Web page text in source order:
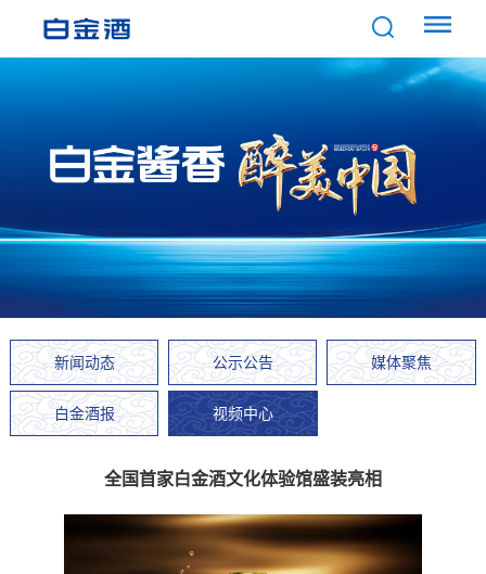
新闻动态 公示公告 媒体聚焦
白金酒报 视频中心
视频中心
全国首家白金酒文化体验馆盛装亮相